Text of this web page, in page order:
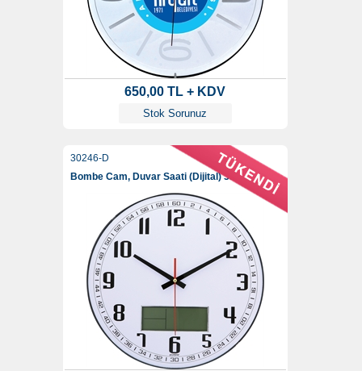
650,00 TL + KDV
Stok Sorunuz
30246-D
Bombe Cam, Duvar Saati (Dijital) 35 Cm